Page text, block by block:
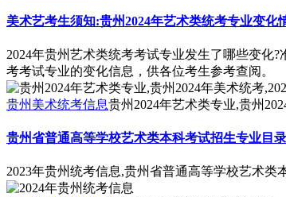
美术艺考生须知:贵州2024年艺术类统考专业变化
2024年贵州艺术类统考考试专业发生了哪些变化
考考试专业的变化信息，供各位考生参考查阅。
贵州美术统考信息贵州2024年艺术类专业,贵州
贵州省普通高等学校艺术类本科考试招生专业目录
2023年贵州统考信息,贵州省普通高等学校艺术类